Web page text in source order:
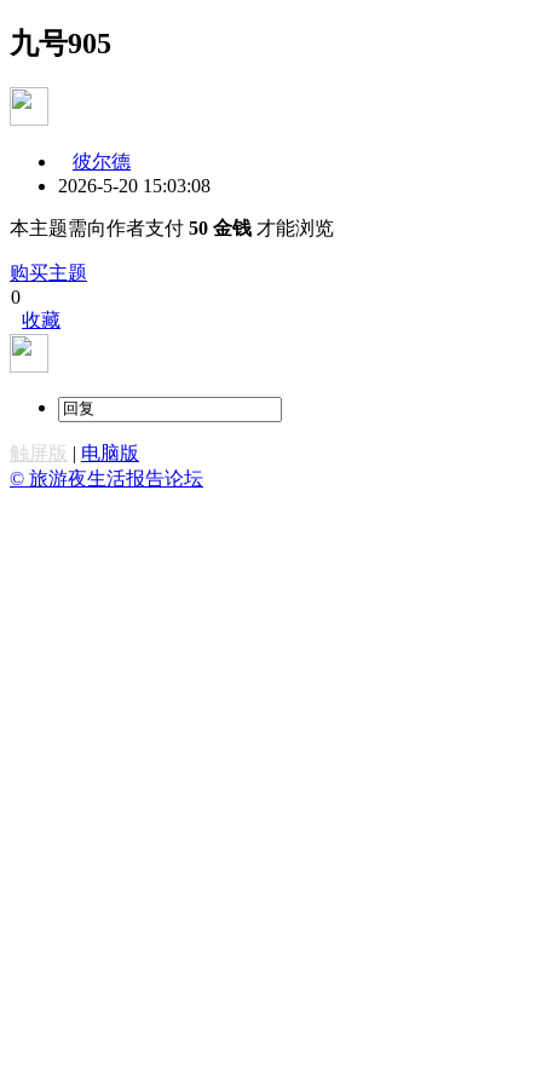
九号905
彼尔德
2026-5-20 15:03:08
本主题需向作者支付 50 金钱 才能浏览
购买主题
0
收藏
触屏版 | 电脑版
© 旅游夜生活报告论坛